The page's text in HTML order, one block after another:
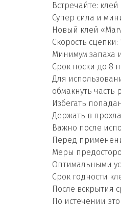
Встречайте:
Супер сила и
Новый клей
Скорость сцепки:
Минимум запаха
Срок носки до 8
Для
обмакнуть
Избегать
Держать в
Важно после
Перед
Меры
Оптимальными
Срок годности
После вскрытия
По истечении